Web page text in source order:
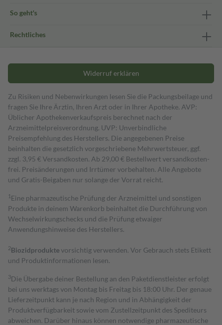
So geht's
Rechtliches
Widerruf erklären
Zu Risiken und Nebenwirkungen lesen Sie die Packungsbeilage und
fragen Sie Ihre Ärztin, Ihren Arzt oder in Ihrer Apotheke. AVP:
Üblicher Apothekenverkaufspreis berechnet nach der
Arzneimittelpreisverordnung. UVP: Unverbindliche
Preisempfehlung des Herstellers. Die angegebenen Preise
beinhalten die gesetzlich vorgeschriebene Mehrwertsteuer, ggf.
zzgl. 3,95 € Versandkosten. Ab 29,00 € Bestell­wert versand­kosten­
frei. Preisänderungen und Irrtümer vorbehalten. Alle Angebote
und Gratis-Beigaben nur solange der Vorrat reicht.
1 Eine pharmazeutische Prüfung der Arzneimittel und sonstigen
Produkte in deinem Warenkorb beinhaltet die Durchführung von
Wechselwirkungschecks und die Prüfung etwaiger
Anwendungshinweise des Herstellers.
2Biozidproduktevorsichtig verwenden. Vor Gebrauch stets Etikett
und Produktinformationen lesen.
3Die Übergabe deiner Bestellung an den Paketdienstleister erfolgt
bei uns werktags von Montag bis Freitag bis 18:00 Uhr. Der genaue
Lieferzeitpunkt kann je nach Region und in Abhängigkeit der
Produktverfügbarkeit sowie vom Zustellzeitpunkt des Spediteurs
abweichen. Darüber hinaus können notwendige pharmazeutische